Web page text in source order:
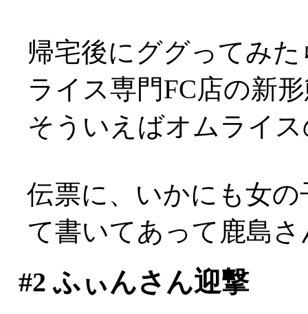
帰宅後にググってみ
ライス専門FC店の新
そういえばオムライ
伝票に、いかにも女
て書いてあって鹿島
#2 ふぃんさん迎撃